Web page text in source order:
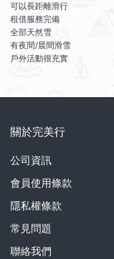
可以長距離滑行
租借服務完備
全部天然雪
有夜間/晨間滑雪
戶外活動很充實
關於完美行
公司資訊
會員使用條款
隱私權條款
常見問題
聯絡我們